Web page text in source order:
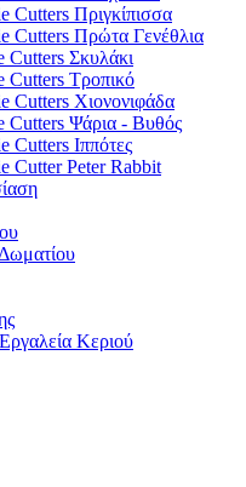
Πριγκίπισσα
Cutters Πρώτα Γενέθλια
Σκυλάκι
Τροπικό
Χιονονιφάδα
Ψάρια - Βυθός
Ιππότες
Cutter Peter Rabbit
Κεριού